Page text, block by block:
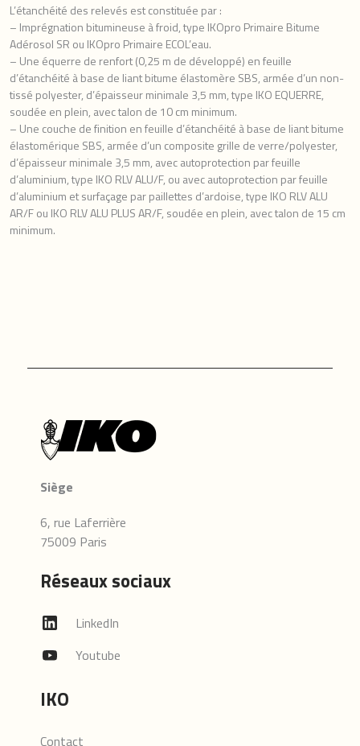
L’étanchéité des relevés est constituée par :
– Imprégnation bitumineuse à froid, type IKOpro Primaire Bitume
Adérosol SR ou IKOpro Primaire ECOL’eau.
– Une équerre de renfort (0,25 m de développé) en feuille
d’étanchéité à base de liant bitume élastomère SBS, armée d’un non-
tissé polyester, d’épaisseur minimale 3,5 mm, type IKO EQUERRE,
soudée en plein, avec talon de 10 cm minimum.
– Une couche de finition en feuille d’étanchéité à base de liant bitume
élastomérique SBS, armée d’un composite grille de verre/polyester,
d’épaisseur minimale 3,5 mm, avec autoprotection par feuille
d’aluminium, type IKO RLV ALU/F, ou avec autoprotection par feuille
d’aluminium et surfaçage par paillettes d’ardoise, type IKO RLV ALU
AR/F ou IKO RLV ALU PLUS AR/F, soudée en plein, avec talon de 15 cm
minimum.
Siège
6, rue Laferrière
75009 Paris
Réseaux sociaux
LinkedIn
Youtube
IKO
Contact